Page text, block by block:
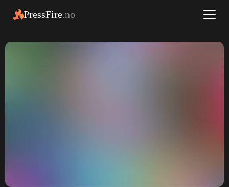
PressFire.no